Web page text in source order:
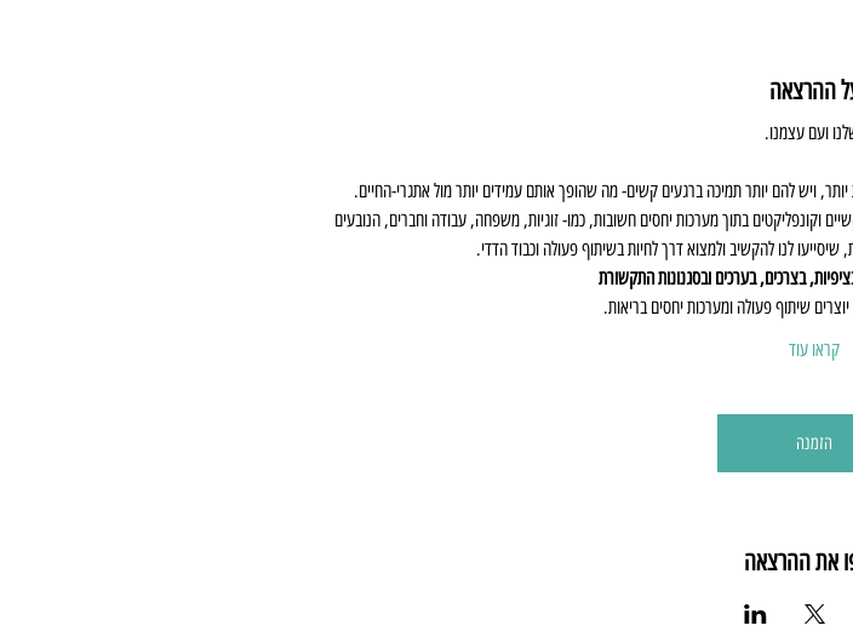
ההרצאה
ועם עצמנו.
ויש להם יותר תמיכה ברגעים קשים- מה שהופך אותם עמידים יותר מול אתגרי-החיים.
וקונפליקטים בתוך מערכות יחסים חשובות, כמו- זוגיות, משפחה, עבודה וחברים, הנובעים
לנו להקשיב ולמצוא דרך לחיות בשיתוף פעולה וכבוד הדדי.
בצרכים, בערכים ובסגנונות התקשורת
שיתוף פעולה ומערכות יחסים בריאות.
קראו עוד
הזמנה
את ההרצאה